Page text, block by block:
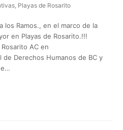
Playas de Rosarito
los Ramos., en el marco de la
en Playas de Rosarito.!!!
AC en
Derechos Humanos de BC y
e…